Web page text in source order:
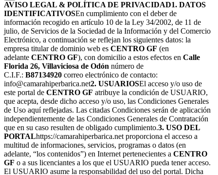
AVISO LEGAL & POLÍTICA DE PRIVACIDAD1. DATOS
IDENTIFICATIVOSEn cumplimiento con el deber de
información recogido en artículo 10 de la Ley 34/2002, de 11 de
julio, de Servicios de la Sociedad de la Información y del Comercio
Electrónico, a continuación se reflejan los siguientes datos: la
empresa titular de dominio web es CENTRO GF (en
adelante CENTRO GF), con domicilio a estos efectos en Calle
Florida 26, Villaviciosa de Odón número de
C.I.F.: B87134920 correo electrónico de contacto:
info@camarahiperbarica.net2. USUARIOSEl acceso y/o uso de
este portal de CENTRO GF atribuye la condición de USUARIO,
que acepta, desde dicho acceso y/o uso, las Condiciones Generales
de Uso aquí reflejadas. Las citadas Condiciones serán de aplicación
independientemente de las Condiciones Generales de Contratación
que en su caso resulten de obligado cumplimiento.3. USO DEL
PORTALhttps://camarahiperbarica.net proporciona el acceso a
multitud de informaciones, servicios, programas o datos (en
adelante, “los contenidos”) en Internet pertenecientes a CENTRO
GF o a sus licenciantes a los que el USUARIO pueda tener acceso.
El USUARIO asume la responsabilidad del uso del portal. Dicha